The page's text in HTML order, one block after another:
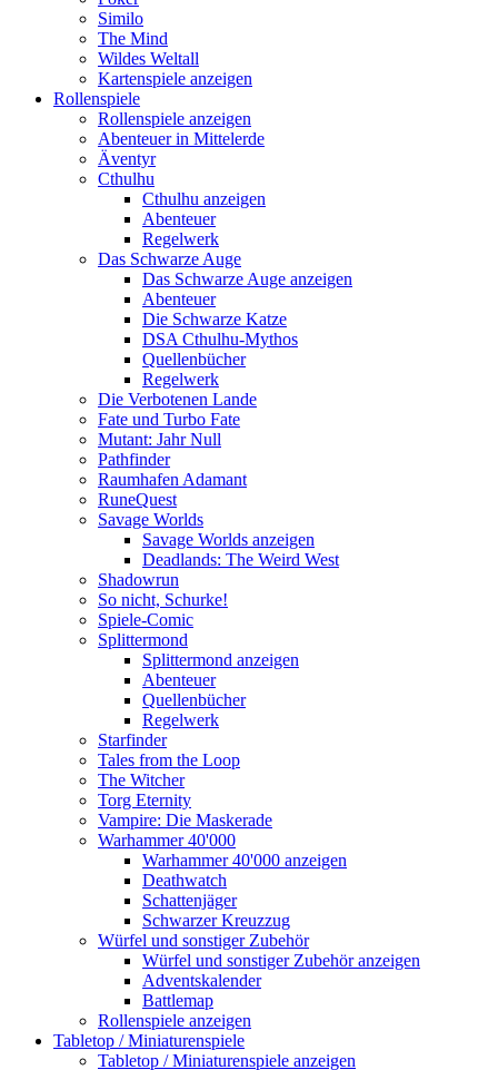
Similo
The Mind
Wildes Weltall
Kartenspiele anzeigen
Rollenspiele
Rollenspiele anzeigen
Abenteuer in Mittelerde
Äventyr
Cthulhu
Cthulhu anzeigen
Abenteuer
Regelwerk
Das Schwarze Auge
Das Schwarze Auge anzeigen
Abenteuer
Die Schwarze Katze
DSA Cthulhu-Mythos
Quellenbücher
Regelwerk
Die Verbotenen Lande
Fate und Turbo Fate
Mutant: Jahr Null
Pathfinder
Raumhafen Adamant
RuneQuest
Savage Worlds
Savage Worlds anzeigen
Deadlands: The Weird West
Shadowrun
So nicht, Schurke!
Spiele-Comic
Splittermond
Splittermond anzeigen
Abenteuer
Quellenbücher
Regelwerk
Starfinder
Tales from the Loop
The Witcher
Torg Eternity
Vampire: Die Maskerade
Warhammer 40'000
Warhammer 40'000 anzeigen
Deathwatch
Schattenjäger
Schwarzer Kreuzzug
Würfel und sonstiger Zubehör
Würfel und sonstiger Zubehör anzeigen
Adventskalender
Battlemap
Rollenspiele anzeigen
Tabletop / Miniaturenspiele
Tabletop / Miniaturenspiele anzeigen